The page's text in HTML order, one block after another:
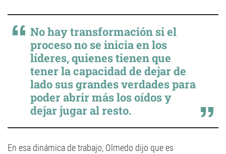
No hay transformación si el
proceso no se inicia en los
líderes, quienes tienen que
tener la capacidad de dejar de
lado sus grandes verdades para
poder abrir más los oídos y
dejar jugar al resto.
En esa dinámica de trabajo, Olmedo dijo que es